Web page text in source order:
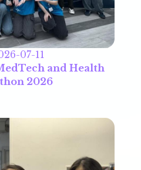
07-11
and Health
2026